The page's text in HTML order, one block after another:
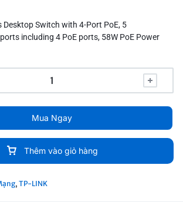
Switch with 4-Port PoE, 5
including 4 PoE ports, 58W PoE Power
Thêm vào giỏ hàng
Mua Ngay
, TP-LINK